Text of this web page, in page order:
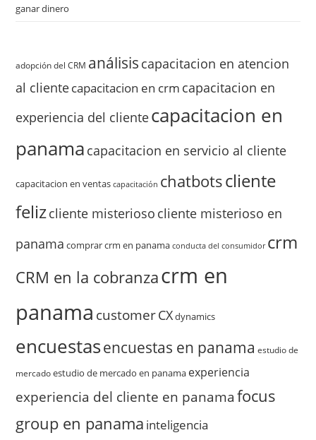
ganar dinero
adopción del CRM análisis capacitacion en atencion
al clientecapacitacion en crm capacitacion en
experiencia del clientecapacitacion en
panama capacitacion en servicio al cliente
capacitacion en ventas capacitación chatbotscliente
felizcliente misterioso cliente misterioso en
panama comprar crm en panama conducta del consumidor crm
CRM en la cobranzacrm en
panama customerCXdynamics
encuestasencuestas en panama estudio de
mercado estudio de mercado en panama experiencia
experiencia del cliente en panama focus
group en panama inteligencia